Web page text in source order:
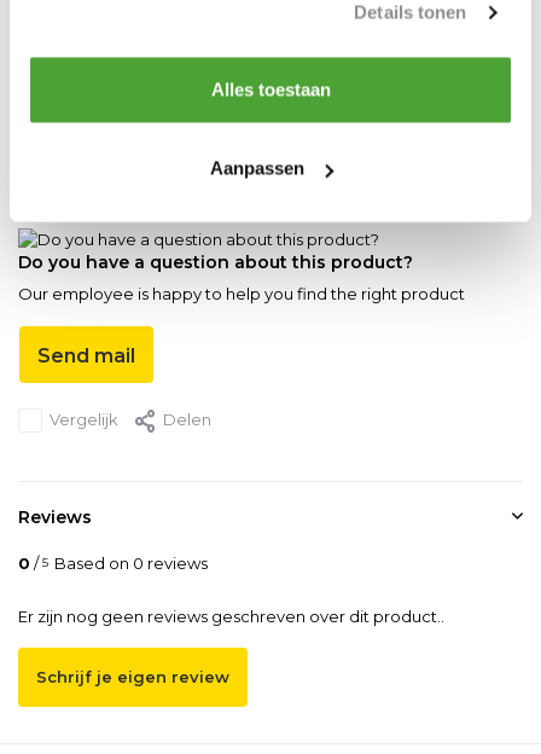
Details tonen
Alles toestaan
Aanpassen
9501188797634
Do you have a question about this product?
Our employee is happy to help you find the right product
Send mail
Vergelijk Delen
Reviews
0 /5 Based on 0 reviews
Er zijn nog geen reviews geschreven over dit product..
Schrijf je eigen review